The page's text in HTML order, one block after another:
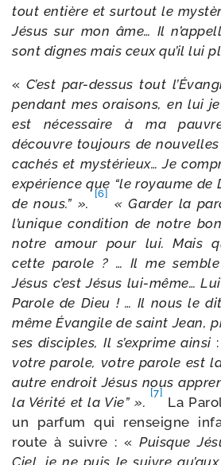
tout entière et sur­tout le
Jésus sur mon âme… Il
sont dignes mais ceux qu’il lui
« C’est par-​dessus tout
pen­dant mes orai­sons, en lui
est néces­saire à ma
découvre tou­jours de
cachés et mys­té­rieux… Je
expé­rience que “le royaume de
de nous.” ».
[6]
« Garder la
l’unique condi­tion de notre
notre amour pour lui. Mais
cette parole ? … Il me
Jésus c’est Jésus lui-​même…
Parole de Dieu ! … Il nous le
même Évangile de saint Jean,
ses dis­ciples, Il s’exprime ain­si :
votre parole, votre parole est
autre endroit Jésus nous
la Vérité et la Vie” ».
[7]
La
un par­fum qui ren­seigne
route à suivre : «Puisque
Ciel, je ne puis le suivre